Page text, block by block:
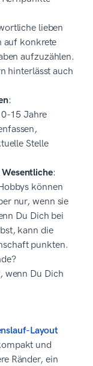
lieben
auf konkrete
aufzuzählen.
hinterlässt auch
:
15 Jahre
Stelle
:
können
nur, wenn sie
Du Dich bei
kann die
punkten.
wenn Du Dich
Layout
und
Ränder, ein